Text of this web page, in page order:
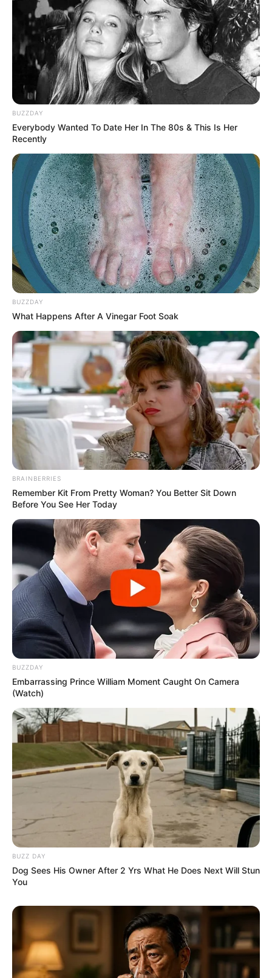
BUZZDAY
Everybody Wanted To Date Her In The 80s & This Is Her
Recently
BUZZDAY
What Happens After A Vinegar Foot Soak
BRAINBERRIES
Remember Kit From Pretty Woman? You Better Sit Down
Before You See Her Today
BUZZDAY
Embarrassing Prince William Moment Caught On Camera
(Watch)
BUZZ DAY
Dog Sees His Owner After 2 Yrs What He Does Next Will Stun
You